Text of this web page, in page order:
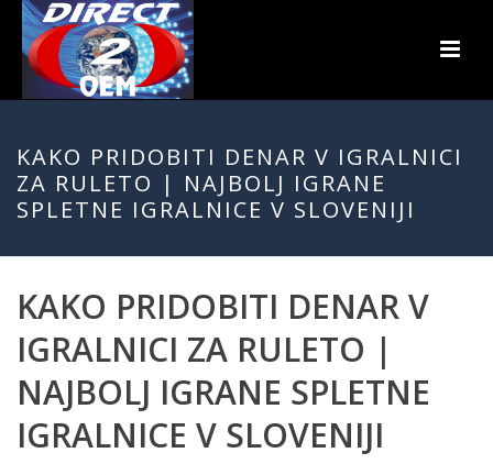
KAKO PRIDOBITI DENAR V IGRALNICI
ZA RULETO | NAJBOLJ IGRANE
SPLETNE IGRALNICE V SLOVENIJI
KAKO PRIDOBITI DENAR V
IGRALNICI ZA RULETO |
NAJBOLJ IGRANE SPLETNE
IGRALNICE V SLOVENIJI